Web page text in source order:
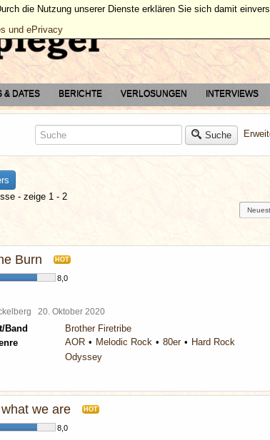
& DATES BERICHTE VERLOSUNGEN INTERVIEWS
Suche
- zeige 1 - 2
Burn HOT
8,0
20. Oktober 2020
Band
Brother Firetribe
AOR Melodic Rock 80er
Hard Rock
Odyssey
we are HOT
8,0
die Nutzung unserer Dienste erklären Sie sich damit
und ePrivacy